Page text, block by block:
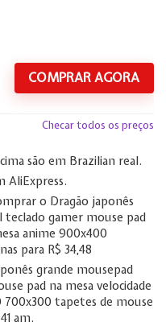
COMPRAR AGORA
Checar todos os preços
são em Brazilian real.
AliExpress.
o Dragão japonês
teclado gamer mouse pad
anime 900x400
para R$ 34,48
grande mousepad
pad na mesa velocidade
tapetes de mouse
am.